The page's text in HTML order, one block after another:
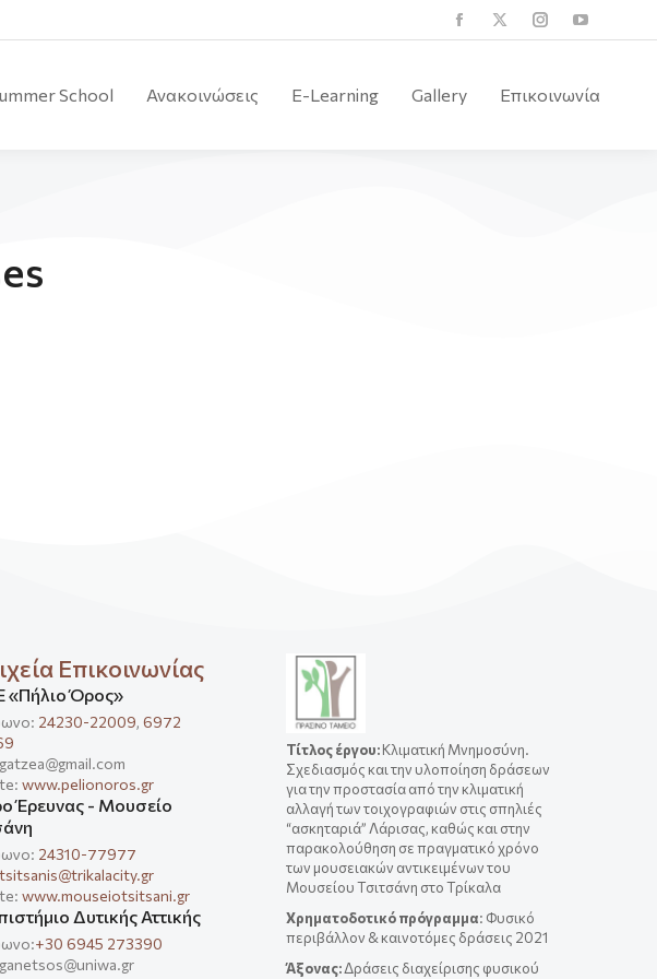
School Ανακοινώσεις E-Learning Gallery Επικοινωνία
Επικοινωνίας
Όρος»
24230-22009, 6972
www.pelionoros.gr
Έρευνας - Μουσείο
24310-77977
tsitsanis@trikalacity.gr
www.mouseiotsitsani.gr
Δυτικής Αττικής
+30 6945 273390
Τίτλος έργου:Κλιματική Μνημοσύνη.
Σχεδιασμός και την υλοποίηση δράσεων
για την προστασία από την κλιματική
αλλαγή των τοιχογραφιών στις σπηλιές
“ασκηταριά” Λάρισας, καθώς και στην
παρακολούθηση σε πραγματικό χρόνο
των μουσειακών αντικειμένων του
Μουσείου Τσιτσάνη στο Τρίκαλα
Χρηματοδοτικό πρόγραμμα: Φυσικό
περιβάλλον & καινοτόμες δράσεις 2021
Άξονας:Δράσεις διαχείρισης φυσικού